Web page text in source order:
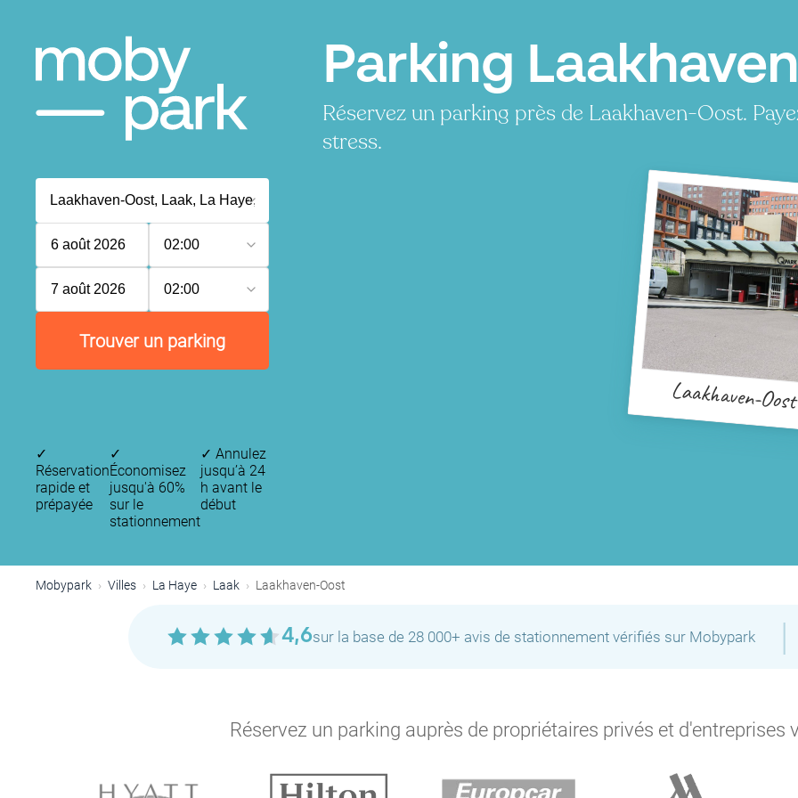
Parking
Réservez un parking près de Laakhaven-Oost.
stress.
6 août 2026 02:00
7 août 2026 02:00
Trouver un parking
Laakhaven-Oost
✓
Réservation
rapide et
prépayée
✓
Économisez
jusqu'à 60%
sur le
stationnement
✓ Annulez
jusqu’à 24
h avant le
début
Mobypark Villes La Haye Laak Laakhaven-Oost
4,6sur la base de 28 000+ avis de stationnement vérifiés sur Mobypark |
Réservez un parking auprès de propriétaires privés et d'entreprises
P
P
P
P
P